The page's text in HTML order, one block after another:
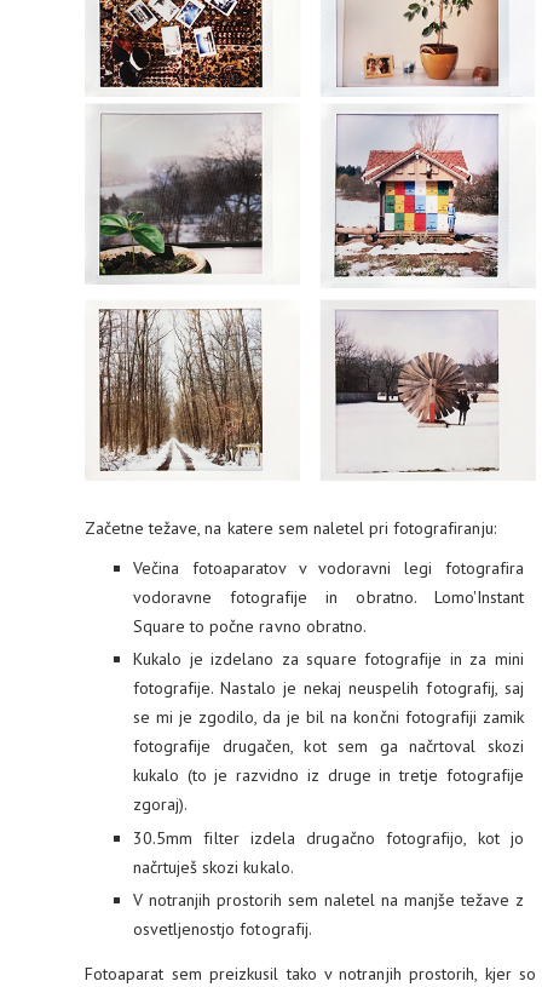
Začetne težave, na katere sem naletel pri fotografiranju:
Večina fotoaparatov v vodoravni legi fotografira
vodoravne fotografije in obratno. Lomo'Instant
Square to počne ravno obratno.
Kukalo je izdelano za square fotografije in za mini
fotografije. Nastalo je nekaj neuspelih fotografij, saj
se mi je zgodilo, da je bil na končni fotografiji zamik
fotografije drugačen, kot sem ga načrtoval skozi
kukalo (to je razvidno iz druge in tretje fotografije
zgoraj).
30.5mm filter izdela drugačno fotografijo, kot jo
načrtuješ skozi kukalo.
V notranjih prostorih sem naletel na manjše težave z
osvetljenostjo fotografij.
Fotoaparat sem preizkusil tako v notranjih prostorih, kjer so